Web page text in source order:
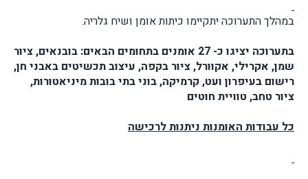
במהלך התערוכה יתקיימו כיתות אומן ושיח גלריה.
בתערוכה יציגו כ- 27 אומנים בתחומים הבאים: בובנאים, ציור
שמן, אקרילי, אקוורל, ציור בקפה, עיצוב תכשיטים באבני חן,
רישום בעיפרון ועט, קרמיקה, בוני בתי בובות מיניאטורות,
ציור טחב, טוויית חוטים
כל עבודות האומנות ניתנות לרכישה